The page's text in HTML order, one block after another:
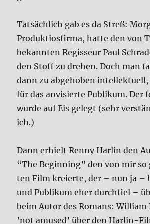
Tat­säch­lich gab es da Streß:
Pro­duk­tios­fir­ma, hat­te den von
bekann­ten Regis­seur Paul
den Stoff zu dre­hen. Doch man
dann zu abge­ho­ben
für das anvi­sier­te Publi­kum. Der
wur­de auf Eis gelegt (sehr
ich.)
Dann erhielt Ren­ny Har­lin den
“The Begin­ning” den von mir
ten Film kre­ierte, der – nun ja –
und Publi­kum eher durch­fiel –
beim Autor des Romans:
’not amu­sed’ über den Har­lin-